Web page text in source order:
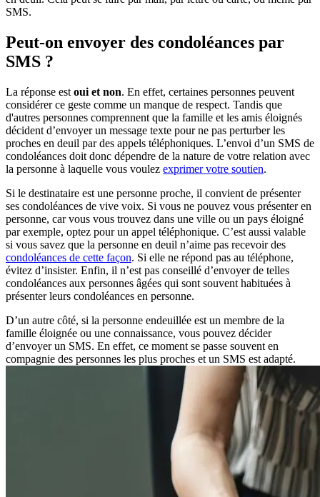
SMS.
Peut-on envoyer des condoléances par
SMS ?
La réponse est oui et non. En effet, certaines personnes peuvent
considérer ce geste comme un manque de respect. Tandis que
d'autres personnes comprennent que la famille et les amis éloignés
décident d’envoyer un message texte pour ne pas perturber les
proches en deuil par des appels téléphoniques. L’envoi d’un SMS de
condoléances doit donc dépendre de la nature de votre relation avec
la personne à laquelle vous voulez exprimer votre soutien.
Si le destinataire est une personne proche, il convient de présenter
ses condoléances de vive voix. Si vous ne pouvez vous présenter en
personne, car vous vous trouvez dans une ville ou un pays éloigné
par exemple, optez pour un appel téléphonique. C’est aussi valable
si vous savez que la personne en deuil n’aime pas recevoir des
condoléances de cette façon. Si elle ne répond pas au téléphone,
évitez d’insister. Enfin, il n’est pas conseillé d’envoyer de telles
condoléances aux personnes âgées qui sont souvent habituées à
présenter leurs condoléances en personne.
D’un autre côté, si la personne endeuillée est un membre de la
famille éloignée ou une connaissance, vous pouvez décider
d’envoyer un SMS. En effet, ce moment se passe souvent en
compagnie des personnes les plus proches et un SMS est adapté.